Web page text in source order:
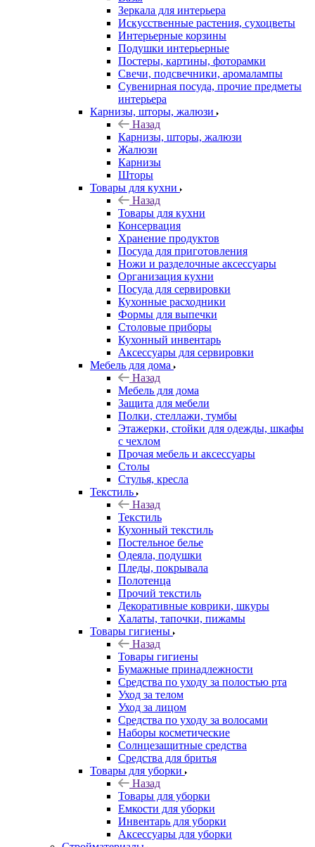
Зеркала для интерьера
Искусственные растения, сухоцветы
Интерьерные корзины
Подушки интерьерные
Постеры, картины, фоторамки
Свечи, подсвечники, аромалампы
Сувенирная посуда, прочие предметы
интерьера
Карнизы, шторы, жалюзи
Назад
Карнизы, шторы, жалюзи
Жалюзи
Карнизы
Шторы
Товары для кухни
Назад
Товары для кухни
Консервация
Хранение продуктов
Посуда для приготовления
Ножи и разделочные аксессуары
Организация кухни
Посуда для сервировки
Кухонные расходники
Формы для выпечки
Столовые приборы
Кухонный инвентарь
Аксессуары для сервировки
Мебель для дома
Назад
Мебель для дома
Защита для мебели
Полки, стеллажи, тумбы
Этажерки, стойки для одежды, шкафы
с чехлом
Прочая мебель и аксессуары
Столы
Стулья, кресла
Текстиль
Назад
Текстиль
Кухонный текстиль
Постельное белье
Одеяла, подушки
Пледы, покрывала
Полотенца
Прочий текстиль
Декоративные коврики, шкуры
Халаты, тапочки, пижамы
Товары гигиены
Назад
Товары гигиены
Бумажные принадлежности
Средства по уходу за полостью рта
Уход за телом
Уход за лицом
Средства по уходу за волосами
Наборы косметические
Солнцезащитные средства
Средства для бритья
Товары для уборки
Назад
Товары для уборки
Емкости для уборки
Инвентарь для уборки
Аксессуары для уборки